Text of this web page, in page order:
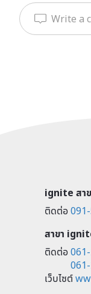
Write a
ignite สา
ติดต่อ
สาขา
ติดต่อ
เว็บไซต์